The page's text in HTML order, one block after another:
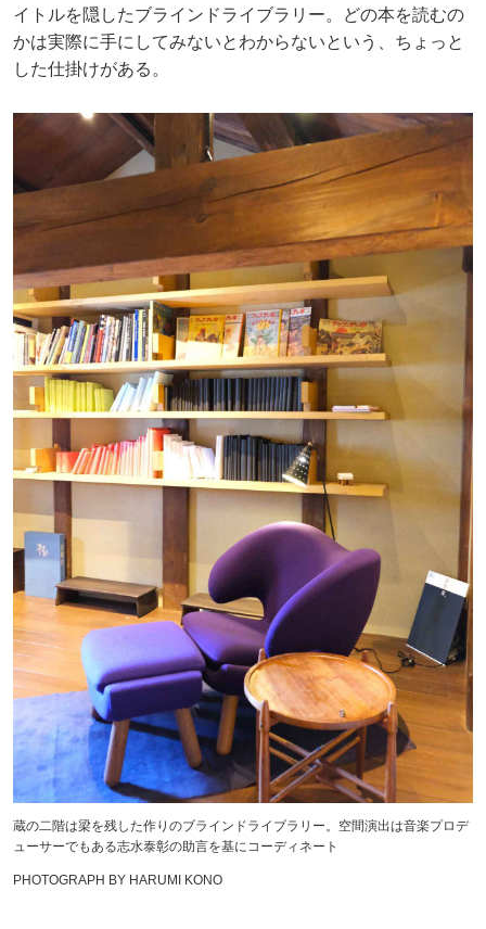
イトルを隠したブラインドライブラリー。どの本を読むの
かは実際に手にしてみないとわからないという、ちょっと
した仕掛けがある。
蔵の二階は梁を残した作りのブラインドライブラリー。空間演出は音楽プロデ
ューサーでもある志水泰彰の助言を基にコーディネート
PHOTOGRAPH BY HARUMI KONO